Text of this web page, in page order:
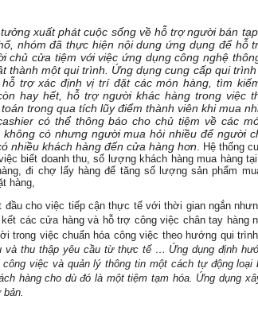
xuất phát cuộc sống về hỗ trợ người bán
nhóm đã thực hiện nội dung ứng dụng để hỗ
chủ cửa tiệm với việc ứng dụng công nghệ
thành một qui trình. Ứng dụng cung cấp qui
trợ xác định vị trí đặt các món hàng, tìm
hay hết, hỗ trợ người khác hàng trong việc
trong qua tích lũy điểm thành viên khi mua
có thể thông báo cho chủ tiệm về các
có nhưng người mua hỏi nhiều để người
nhiều khách hàng đến cửa hàng hơn . Hệ thống
biết doanh thu, số lượng khách hàng mua hàng
đi chợ lấy hàng để tăng số lượng sản phẩm
hàng,
đầu cho việc tiếp cận thực tế với thời gian ngắn
các cửa hàng và hỗ trợ công việc chân tay hàng
trong việc chuẩn hóa công việc theo hướng qui trình
và thu thập yêu cầu từ thực tế … Ứng dụng định
việc và quản lý thông tin một cách tự động loại
hàng cho dù đó là một tiệm tạm hóa. Ứng dụng